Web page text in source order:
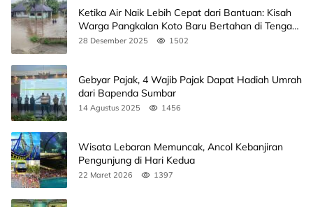
Ketika Air Naik Lebih Cepat dari Bantuan: Kisah
Warga Pangkalan Koto Baru Bertahan di Tengah
Banjir
28 Desember 2025 1502
Gebyar Pajak, 4 Wajib Pajak Dapat Hadiah Umrah
dari Bapenda Sumbar
14 Agustus 2025 1456
Wisata Lebaran Memuncak, Ancol Kebanjiran
Pengunjung di Hari Kedua
22 Maret 2026 1397